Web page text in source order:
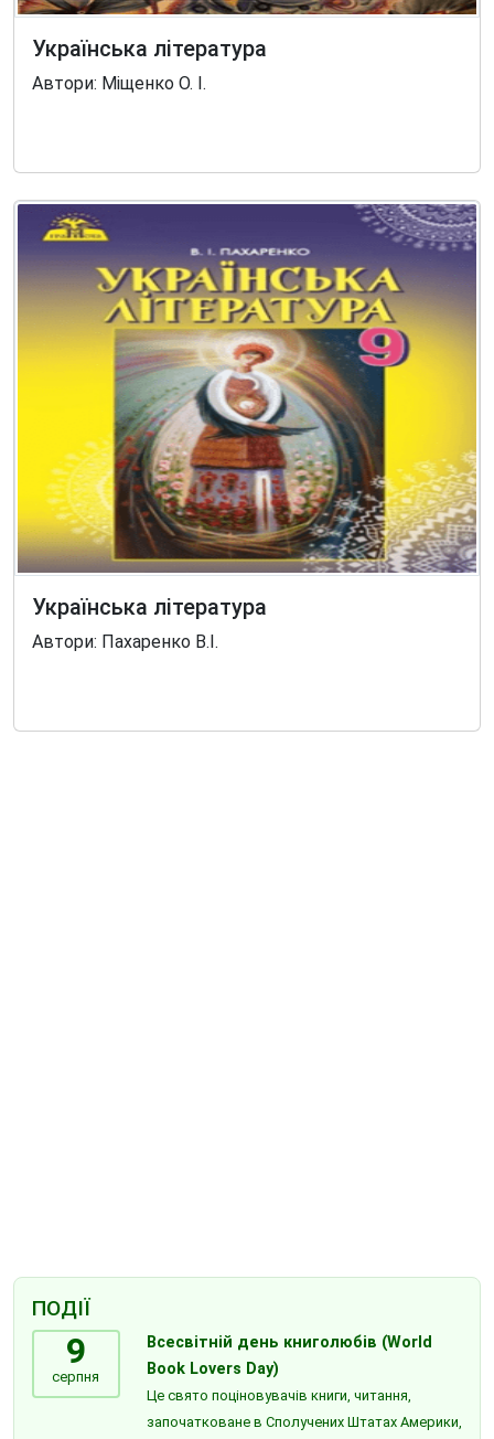
Українська література
Автори: Міщенко О. І.
Українська література
Автори: Пахаренко В.І.
ПОДІЇ
9
серпня
Всесвітній день книголюбів (World
Book Lovers Day)
Це свято поціновувачів книги, читання,
започатковане в Сполучених Штатах Америки,